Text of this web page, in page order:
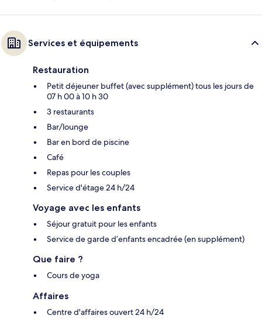
Services et équipements
Restauration
Petit déjeuner buffet (avec supplément) tous les jours de
07 h 00 à 10 h 30
3 restaurants
Bar/lounge
Bar en bord de piscine
Café
Repas pour les couples
Service d'étage 24 h/24
Voyage avec les enfants
Séjour gratuit pour les enfants
Service de garde d’enfants encadrée (en supplément)
Que faire ?
Cours de yoga
Affaires
Centre d'affaires ouvert 24 h/24